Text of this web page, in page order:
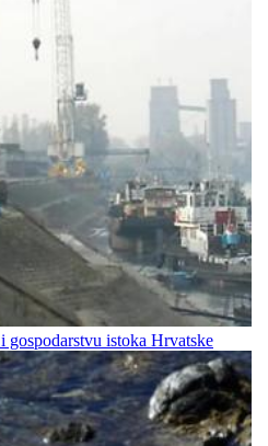
gospodarstvu istoka Hrvatske